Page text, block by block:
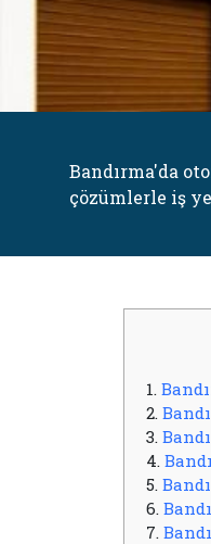
Bandırma'da
çözümlerle iş
1.
2.
3.
4.
5.
6.
7.